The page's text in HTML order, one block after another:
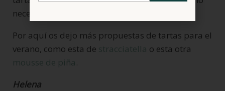
necesita horno.
Por aquí os dejo más propuestas de tartas para el
verano, como esta de stracciatella o esta otra
mousse de piña.
Helena